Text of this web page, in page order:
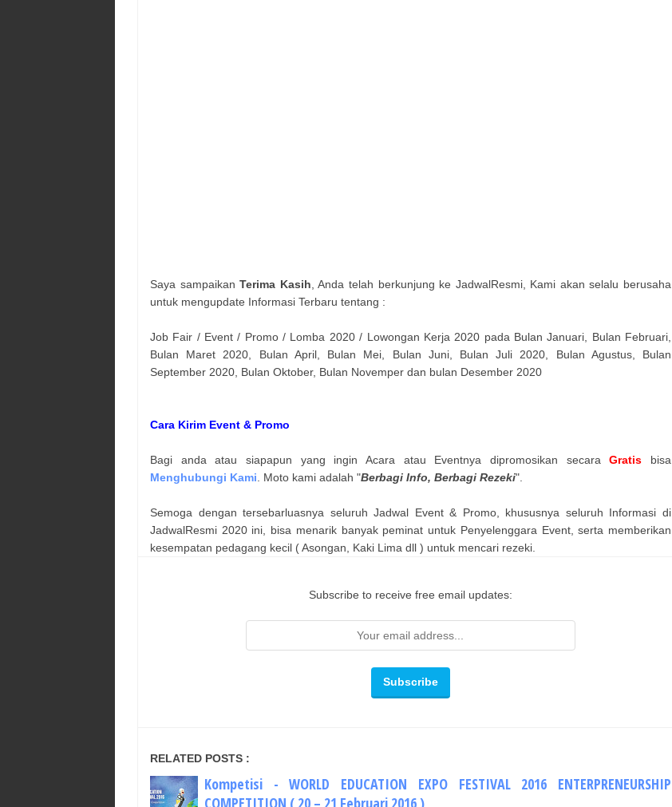
Saya sampaikanTerima Kasih , Anda telah berkunjung ke JadwalResmi, Kami akan selalu berusaha
untuk mengupdate Informasi Terbaru tentang :
Job Fair / Event / Promo / Lomba 2020 / Lowongan Kerja 2020 pada Bulan Januari, Bulan Februari,
Bulan Maret 2020, Bulan April, Bulan Mei, Bulan Juni, Bulan Juli 2020, Bulan Agustus, Bulan
September 2020, Bulan Oktober, Bulan Novemper dan bulan Desember 2020
Cara Kirim Event & Promo
Bagi anda atau siapapun yang ingin Acara atau Eventnya dipromosikan secaraGratis bisa
Menghubungi Kami . Moto kami adalah "Berbagi Info, Berbagi Rezeki".
Semoga dengan tersebarluasnya seluruh Jadwal Event & Promo, khususnya seluruh Informasi di
JadwalResmi 2020 ini, bisa menarik banyak peminat untuk Penyelenggara Event, serta memberikan
kesempatan pedagang kecil ( Asongan, Kaki Lima dll ) untuk mencari rezeki.
Subscribe to receive free email updates:
RELATED POSTS :
Kompetisi - WORLD EDUCATION EXPO FESTIVAL 2016 ENTERPRENEURSHIP
COMPETITION ( 20 – 21 Februari 2016 )